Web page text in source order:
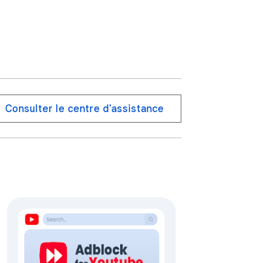
Consulter le centre d'assistance